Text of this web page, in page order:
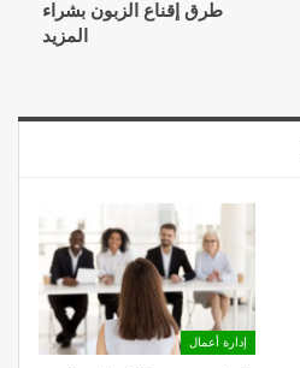
طرق إقناع الزبون بشراء
المزيد
إدارة أعمال